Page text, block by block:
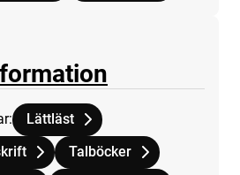
: Tagg
Lättläst
tillhör
Tillgänglig samhällsinformation
samhällsinformation
Tagg
Talböcker
tillhör
Tillgänglig